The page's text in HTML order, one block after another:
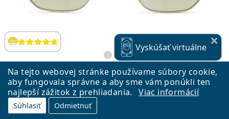
Na tejto webovej stránke používame súbory cookie,
aby fungovala správne a aby sme vám ponúkli ten
najlepší zážitok z prehliadania.
Viac informácií
Súhlasiť Odmietnuť
Hodnotenia
Carrera 1062/S J5G 86 62
Vyskúšaťvirtuálne